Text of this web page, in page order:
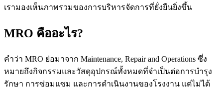
เรามองเห็นภาพรวมของการบริหารจัดการที่ยั่งยืนยิ่งขึ้น
MRO คืออะไร?
คำว่า MRO ย่อมาจาก Maintenance, Repair and Operations ซึ่ง
หมายถึงกิจกรรมและวัสดุอุปกรณ์ทั้งหมดที่จำเป็นต่อการบำรุง
รักษา การซ่อมแซม และการดำเนินงานของโรงงาน แต่ไม่ได้